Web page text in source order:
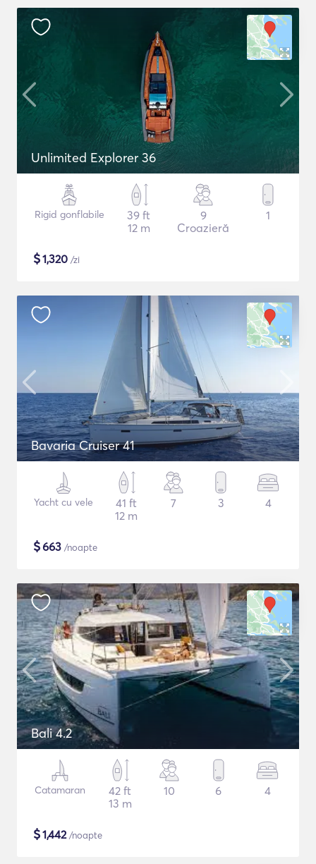
Unlimited Explorer 36
Rigid gonflabile
39 ft
12 m
9
Croazieră
1
$1,320 /zi
Bavaria Cruiser 41
Yacht cu vele
41 ft
12 m
7 3 4
$663 /noapte
Bali 4.2
Catamaran
42 ft
13 m
10 6 4
$1,442/noapte